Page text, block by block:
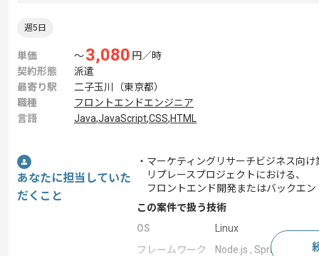
週5日
単価 〜3,080 円／時
契約形態
派遣
最寄り駅
二子玉川（東京都）
職種
フロントエンドエンジニア
言語
Java,JavaScript,CSS,HTML
あなたに担当していた
だくこと
・マーケティングリサーチビジネス向
リプレースプロジェクトにおける、
フロントエンド開発またはバックエ
この案件で扱う技術
OS
Linux
フレームワーク
Node.js , Spring Boot